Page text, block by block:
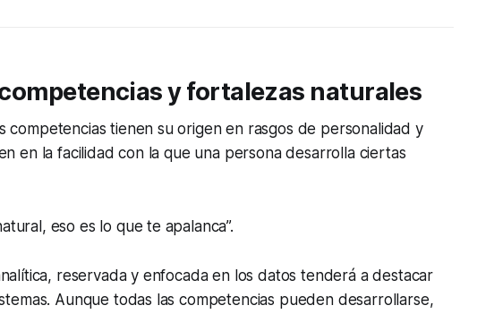
y fortalezas naturales
competencias tienen su origen en rasgos de personalidad y
en la facilidad con la que una persona desarrolla ciertas
eso es lo que te apalanca”.
reservada y enfocada en los datos tenderá a destacar
Aunque todas las competencias pueden desarrollarse,